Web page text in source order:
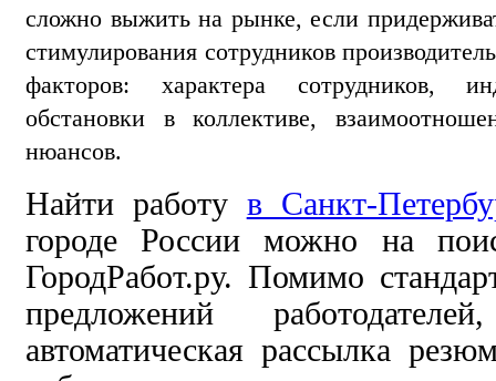
сложно выжить на рынке, если
стимулирования сотрудников
факторов: характера сотрудников,
обстановки в коллективе,
нюансов.
Найти работу в Санкт-
городе России можно на
ГородРабот.ру. Помимо
предложений
автоматическая рассылка